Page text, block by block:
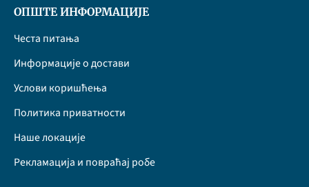
ОПШТЕ ИНФОРМАЦИЈЕ
Честа питања
Информације о достави
Услови коришћења
Политика приватности
Наше локације
Рекламација и повраћај робе